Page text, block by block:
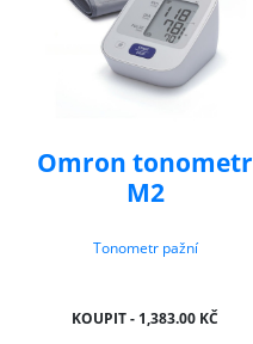
Omron tonometr
M2
Tonometr pažní
KOUPIT - 1,383.00 KČ